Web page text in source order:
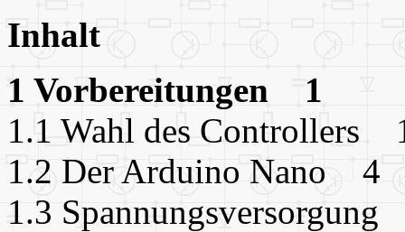
Inhalt
1 Vorbereitungen 1
1.1 Wahl des Controllers
1.2 Der Arduino Nano 4
1.3